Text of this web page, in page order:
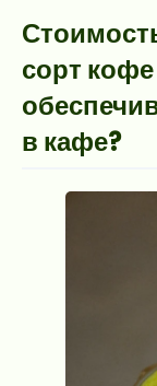
сорт
в кафе?